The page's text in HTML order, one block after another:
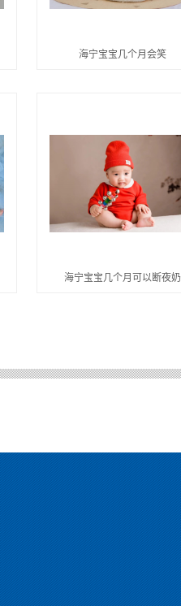
海宁宝宝几个月会笑
海宁宝宝几个月可以断夜奶